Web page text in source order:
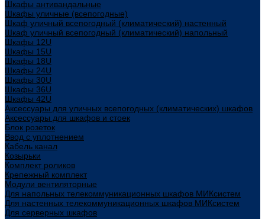
Шкафы антивандальные
Шкафы уличные (всепогодные)
Шкаф уличный всепогодный (климатический) настенный
Шкаф уличный всепогодный (климатический) напольный
Шкафы 12U
Шкафы 15U
Шкафы 18U
Шкафы 24U
Шкафы 30U
Шкафы 36U
Шкафы 42U
Аксессуары для уличных всепогодных (климатических) шкафов
Аксессуары для шкафов и стоек
Блок розеток
Ввод с уплотнением
Кабель канал
Козырьки
Комплект роликов
Крепежный комплект
Модули вентиляторные
Для напольных телекоммуникационных шкафов МИКсистем
Для настенных телекоммуникационных шкафов МИКсистем
Для серверных шкафов